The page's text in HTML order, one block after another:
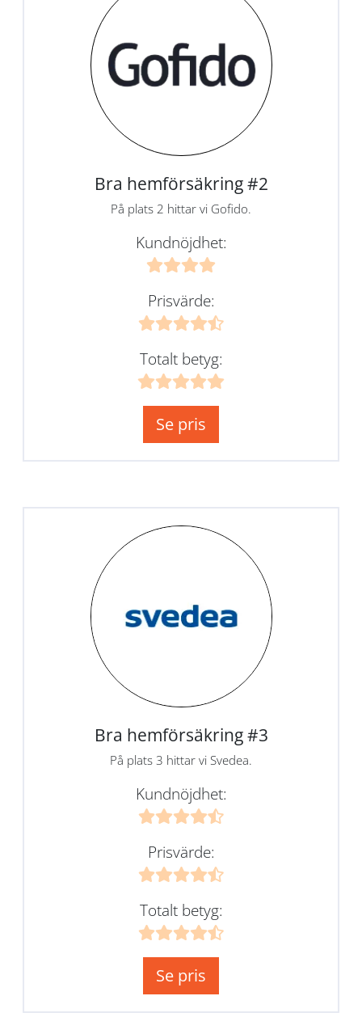
Bra hemförsäkring #2
På plats 2 hittar vi Gofido.
Kundnöjdhet:
Prisvärde:
Totalt betyg:
Se pris
Bra hemförsäkring #3
På plats 3 hittar vi Svedea.
Kundnöjdhet:
Prisvärde:
Totalt betyg:
Se pris